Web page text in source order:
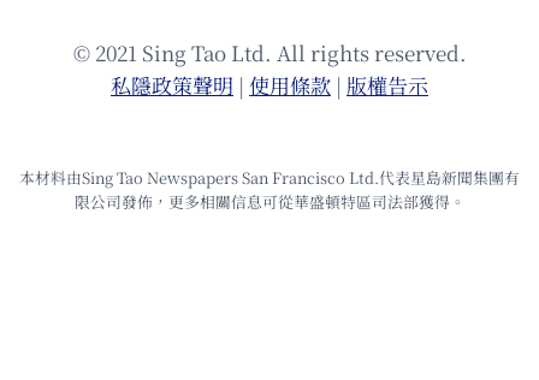
© 2021 Sing Tao Ltd. All rights reserved.
私隱政策聲明 | 使⽤條款 | 版權告⽰
本材料由Sing Tao Newspapers San Francisco Ltd.代表星島新聞集團有
限公司發佈，更多相關信息可從華盛頓特區司法部獲得。